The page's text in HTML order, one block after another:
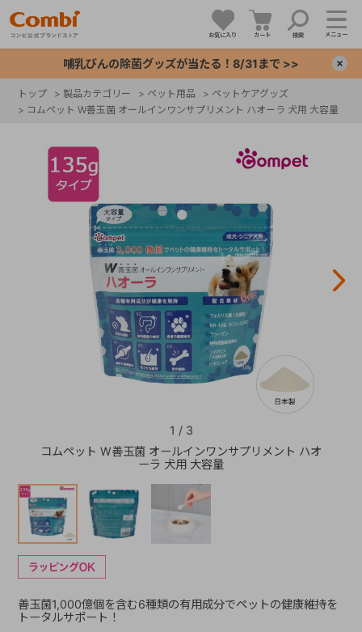
お気に入り カート 検索 メニュー
哺乳びんの除菌グッズが当たる！8/31まで >>
トップ > 製品カテゴリー > ペット用品 > ペットケアグッズ
> コムペット W善玉菌 オールインワンサプリメント ハオーラ 犬用 大容量
コムペット W善玉菌 オールインワンサプリメント ハオ
ーラ 犬用 大容量
1 / 3
善玉菌1,000億個を含む6種類の有用成分でペットの健康維持を
トータルサポート！